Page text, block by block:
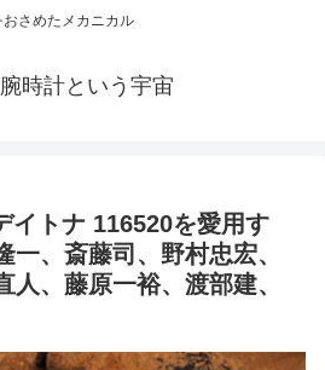
おさめたメカニカル
時計という宇宙
イトナ 116520を愛用す
一、斎藤司、野村忠宏、
人、藤原一裕、渡部建、